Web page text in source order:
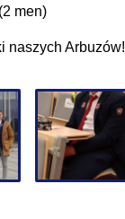
men)
naszych Arbuzów!